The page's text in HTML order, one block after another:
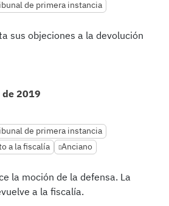
de primera instancia
sus objeciones a la devolución
2019
de primera instancia
a la fiscalía
Anciano
la moción de la defensa. La
a la fiscalía.